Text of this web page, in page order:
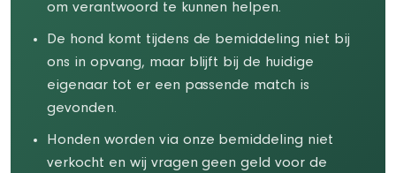
om verantwoord te kunnen helpen.
De hond komt tijdens de bemiddeling niet bij
ons in opvang, maar blijft bij de huidige
eigenaar tot er een passende match is
gevonden.
Honden worden via onze bemiddeling niet
verkocht en wij vragen geen geld voor de